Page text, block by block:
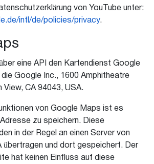
von YouTube unter:
intl/de/policies/privacy.
eine API den Kartendienst Google
Google Inc., 1600 Amphitheatre
View, CA 94043, USA.
von Google Maps ist es
zu speichern. Diese
in der Regel an einen Server von
übertragen und dort gespeichert. Der
hat keinen Einfluss auf diese